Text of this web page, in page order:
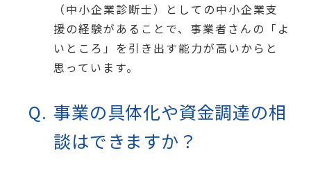
（中小企業診断士）としての中小企業支
援の経験があることで、事業者さんの「よ
いところ」を引き出す能力が高いからと
思っています。
​事業の具体化や資金調達の相
談はできますか？